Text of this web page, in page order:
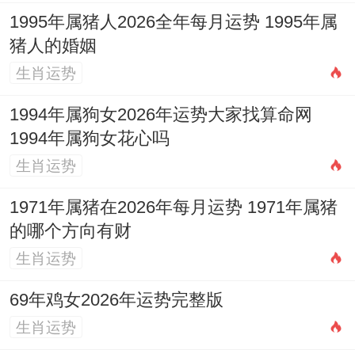
黑曜石材质的专属护身吊坠- 祥安阁阳火得
意吊坠。
此吊坠以上有离卦下有旺盛火苗构成。其深
意在于「同气相求」，以离卦引化过旺火势
归于正途，以黑曜石之水性暗中调与，形成
水火共济之局，既助旺命格中食神生财的正
面能量，又护佑心神，避免耗泄过度，在家
居或办公室的正南方位（2026年五黄煞方）
安放 祥安阁瑞兽迎祥
此对貔貅由汉白玉石雕刻。汉白玉性凉润，
貔貅乃强力化煞招财之瑞兽，置于火炎土燥
1995年属猪人2026全年每月运势 1995年属
猪人的婚姻
生肖运势
1994年属狗女2026年运势大家找算命网
1994年属狗女花心吗
生肖运势
1971年属猪在2026年每月运势 1971年属猪
的哪个方向有财
生肖运势
69年鸡女2026年运势完整版
生肖运势